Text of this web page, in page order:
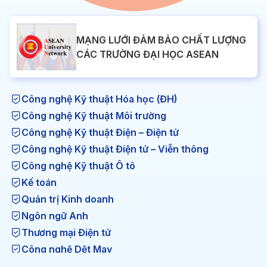
MẠNG LƯỚI ĐẢM BẢO CHẤT LƯỢNG
CÁC TRƯỜNG ĐẠI HỌC ASEAN
Công nghệ Kỹ thuật Hóa học (ĐH)
Công nghệ Kỹ thuật Môi trường
Công nghệ Kỹ thuật Điện – Điện tử
Công nghệ Kỹ thuật Điện tử – Viễn thông
Công nghệ Kỹ thuật Ô tô
Kế toán
Quản trị Kinh doanh
Ngôn ngữ Anh
Thương mại Điện tử
Công nghệ Dệt May